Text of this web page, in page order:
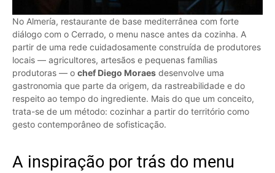
No Almería, restaurante de base mediterrânea com forte
diálogo com o Cerrado, o menu nasce antes da cozinha. A
partir de uma rede cuidadosamente construída de produtores
locais — agricultores, artesãos e pequenas famílias
produtoras — o chef Diego Moraes desenvolve uma
gastronomia que parte da origem, da rastreabilidade e do
respeito ao tempo do ingrediente. Mais do que um conceito,
trata-se de um método: cozinhar a partir do território como
gesto contemporâneo de sofisticação.
A inspiração por trás do menu